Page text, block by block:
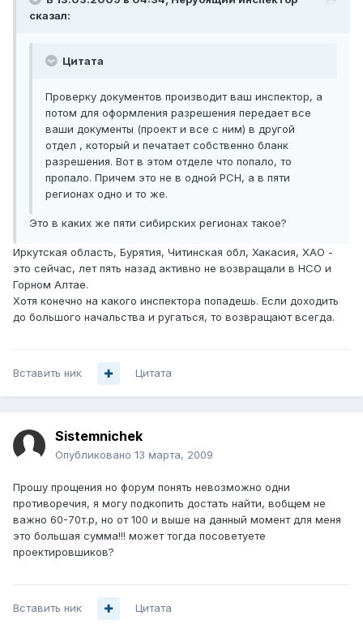
сказал:
Цитата
Проверку документов производит ваш инспектор, а
потом для оформления разрешения передает все
ваши документы (проект и все с ним) в другой
отдел , который и печатает собственно бланк
разрешения. Вот в этом отделе что попало, то
пропало. Причем это не в одной РСН, а в пяти
регионах одно и то же.
Это в каких же пяти сибирских регионах такое?
Иркутская область, Бурятия, Читинская обл, Хакасия, ХАО -
это сейчас, лет пять назад активно не возвращали в НСО и
Горном Алтае.
Хотя конечно на какого инспектора попадешь. Если доходить
до большого начальства и ругаться, то возвращают всегда.
Вставить ник Цитата
Sistemnichek
Опубликовано 13 марта, 2009
Прошу прощения но форум понять невозможно одни
противоречия, я могу подкопить достать найти, вобщем не
важно 60-70т.р, но от 100 и выше на данный момент для меня
это большая сумма!!! может тогда посоветуете
проектировшиков?
Вставить ник Цитата